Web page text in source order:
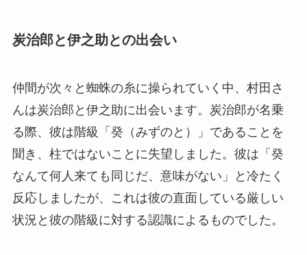
炭治郎と伊之助との出会い
仲間が次々と蜘蛛の糸に操られていく中、村田さ
んは炭治郎と伊之助に出会います。炭治郎が名乗
る際、彼は階級「癸（みずのと）」であることを
聞き、柱ではないことに失望しました。彼は「癸
なんて何人来ても同じだ、意味がない」と冷たく
反応しましたが、これは彼の直面している厳しい
状況と彼の階級に対する認識によるものでした。